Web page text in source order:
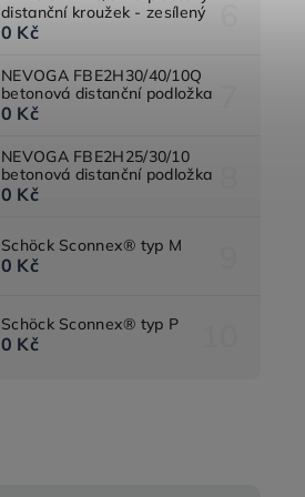
distanční kroužek - zesílený
0 Kč
NEVOGA FBE2H30/40/10Q
betonová distanční podložka
0 Kč
NEVOGA FBE2H25/30/10
betonová distanční podložka
0 Kč
Schöck Sconnex® typ M
0 Kč
Schöck Sconnex® typ P
0 Kč